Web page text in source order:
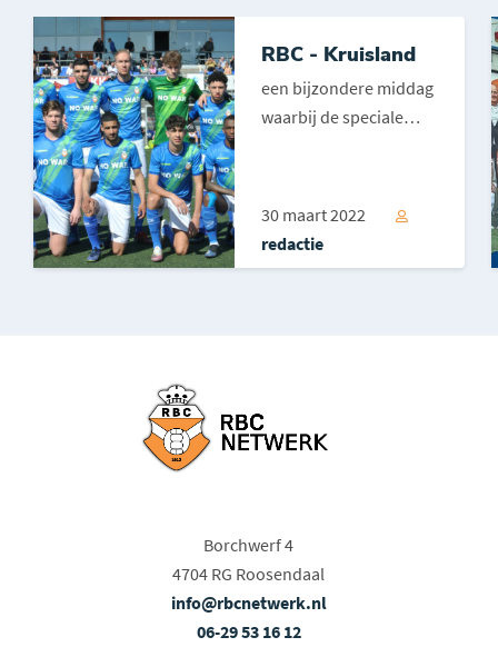
RBC - Kruisland
een bijzondere middag
waarbij de speciale
opwachting maakte en
30 maart 2022
redactie
Borchwerf 4
4704 RG Roosendaal
info@rbcnetwerk.nl
06-29 53 16 12